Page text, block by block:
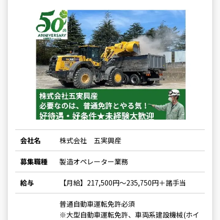
会社名 株式会社 五実興産
募集職種 製造オペレーター業務
給与 【月給】217,500円～235,750円＋諸手当
普通自動車運転免許必須
※大型自動車運転免許、車両系建設機械(ホイ